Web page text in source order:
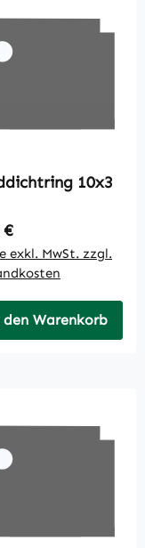
Runddichtring 10x3
Preis:
€
exkl. MwSt. zzgl.
Warenkorb